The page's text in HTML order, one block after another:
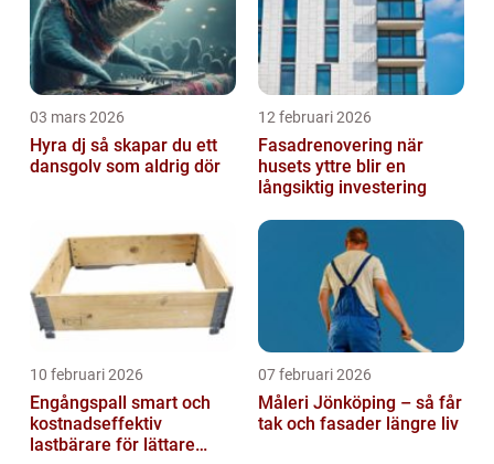
03 mars 2026
Hyra dj så skapar du ett
dansgolv som aldrig dör
12 februari 2026
Fasadrenovering när
husets yttre blir en
långsiktig investering
10 februari 2026
Engångspall smart och
kostnadseffektiv
lastbärare för lättare
07 februari 2026
Måleri Jönköping – så får
tak och fasader längre liv